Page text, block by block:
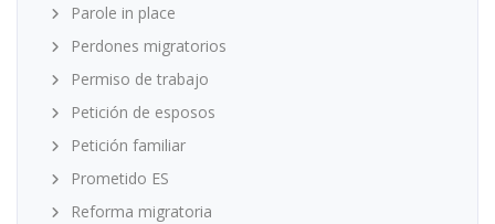
Parole in place
Perdones migratorios
Permiso de trabajo
Petición de esposos
Petición familiar
Prometido ES
Reforma migratoria